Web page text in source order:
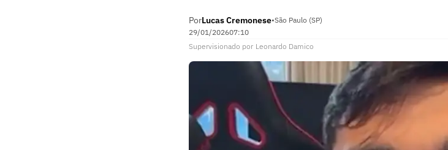
PorLucas Cremonese•São Paulo (SP)
29/01/202607:10
Supervisionado por Leonardo Damico